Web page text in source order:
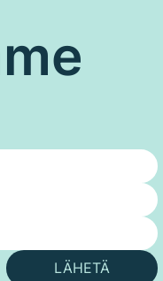
LÄHETÄ